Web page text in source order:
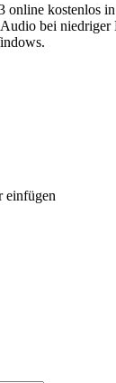
online kostenlos
bei niedriger